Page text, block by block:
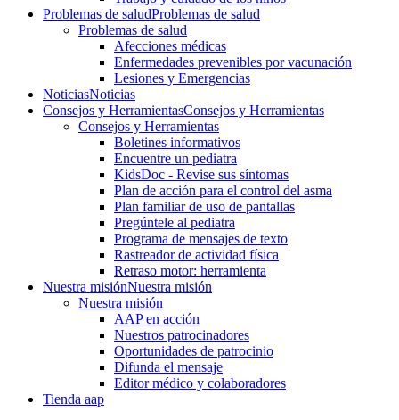
Problemas de saludProblemas de salud
Problemas de salud
Afecciones médicas
Enfermedades prevenibles por vacunación
Lesiones y Emergencias
NoticiasNoticias
Consejos y HerramientasConsejos y Herramientas
Consejos y Herramientas
Boletines informativos
Encuentre un pediatra
KidsDoc - Revise sus síntomas
Plan de acción para el control del asma
Plan familiar de uso de pantallas
Pregúntele al pediatra
Programa de mensajes de texto
Rastre​​ador de activida​d física
Retraso motor: herramienta
Nuestra misiónNuestra misión
Nuestra misión
AAP en acción
Nuestros patrocinadores
Oportunidades de patrocinio
Difunda el mensaje
Editor médico y colaboradores
Tienda aap